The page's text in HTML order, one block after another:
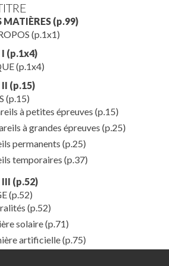
MATIÈRES (p.99)
(p.1x1)
(p.1x4)
(p.1x4)
II (p.15)
(p.15)
à petites épreuves (p.15)
à grandes épreuves (p.25)
permanents (p.25)
temporaires (p.37)
III (p.52)
(p.52)
(p.52)
solaire(p.71)
artificielle(p.75)